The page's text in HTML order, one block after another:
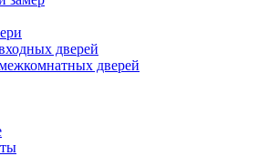
дверей
дверей